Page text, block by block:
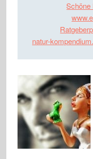
Schöne
natur-